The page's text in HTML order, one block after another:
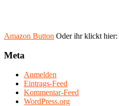
Amazon Button Oder ihr klickt hier:
Meta
Anmelden
Eintrags-Feed
Kommentar-Feed
WordPress.org